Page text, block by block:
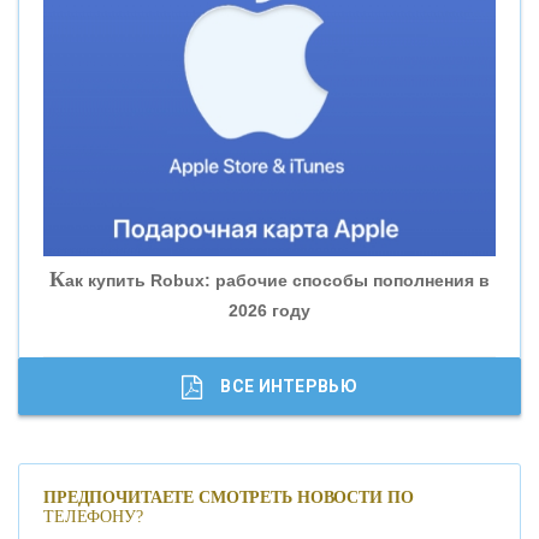
«ВНЕШПРОМБАНК»
«БАНК ГЛОБЭКС»
«СОВКОМБАНК»
«ГАЗПРОМБАНК»
«МОСКОВСКИЙ КРЕДИТНЫЙ БАНК»
Как купить Robux: рабочие способы пополнения в
2026 году
ВСЕ ИНТЕРВЬЮ
ПРЕДПОЧИТАЕТЕ СМОТРЕТЬ НОВОСТИ ПО
ТЕЛЕФОНУ?